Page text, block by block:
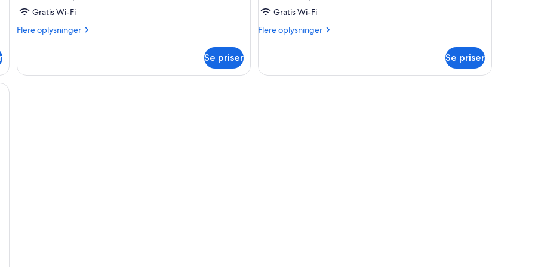
Gratis Wi-Fi
Flere oplysninger
Flere
Se priser
Gratis Wi-Fi
Flere oplysninger
Flere
Se priser